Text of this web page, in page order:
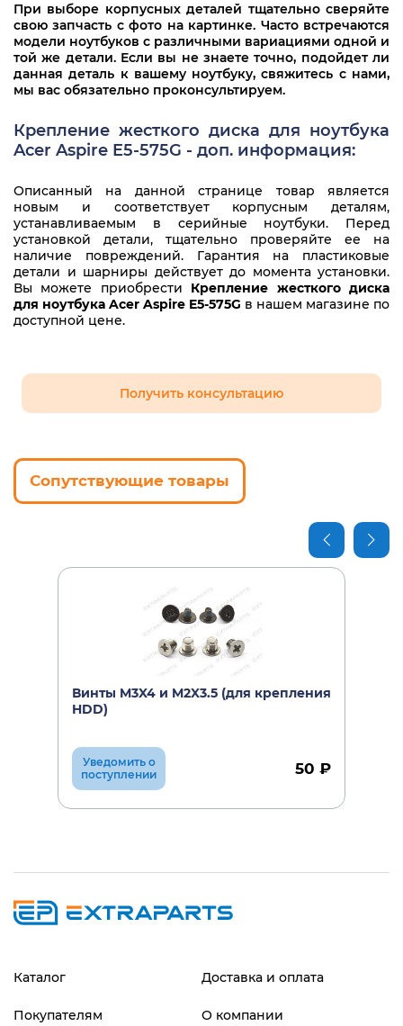
При выборе корпусных деталей тщательно сверяйте
свою запчасть с фото на картинке. Часто встречаются
модели ноутбуков с различными вариациями одной и
той же детали. Если вы не знаете точно, подойдет ли
данная деталь к вашему ноутбуку, свяжитесь с нами,
мы вас обязательно проконсультируем.
Крепление жесткого диска для ноутбука
Acer Aspire E5-575G - доп. информация:
Описанный на данной странице товар является
новым и соответствует корпусным деталям,
устанавливаемым в серийные ноутбуки. Перед
установкой детали, тщательно проверяйте ее на
наличие повреждений. Гарантия на пластиковые
детали и шарниры действует до момента установки.
Вы можете приобрести Крепление жесткого диска
для ноутбука Acer Aspire E5-575G в нашем магазине по
доступной цене.
Получить консультацию
Сопутствующие товары
Винты M3X4 и M2X3.5 (для крепления
HDD)
Уведомить о
поступлении
50 ₽
Каталог Доставка и оплата
Покупателям О компании